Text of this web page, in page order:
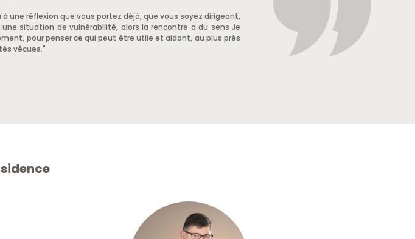
une réflexion que vous portez déjà, que vous soyez dirigeant,
situation de vulnérabilité, alors la rencontre a du sens Je
pour penser ce qui peut être utile et aidant, au plus près
vécues."